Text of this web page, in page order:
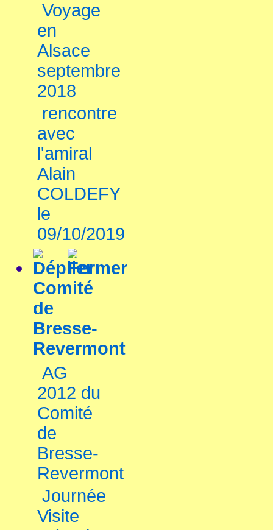
Voyage
en
Alsace
septembre
2018
rencontre
avec
l'amiral
Alain
COLDEFY
le
09/10/2019
Comité
de
Bresse-
Revermont
AG
2012 du
Comité
de
Bresse-
Revermont
Journée
Visite